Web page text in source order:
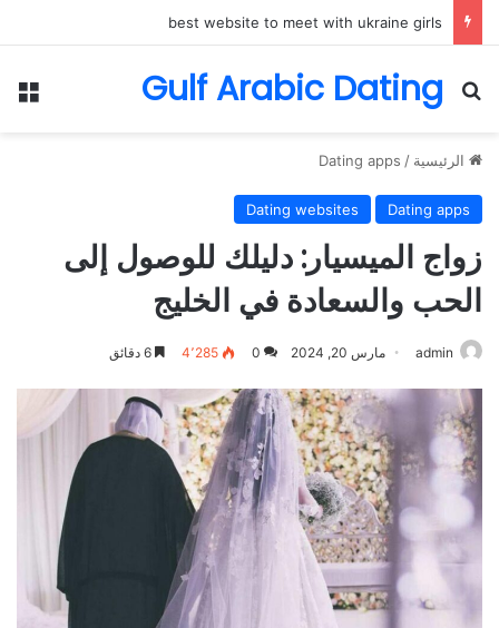
best website to meet with ukraine girls
Gulf Arabic Dating
بحث عن
الرئيسية /
Dating apps
Dating apps
Dating websites
زواج الميسيار: دليلك للوصول إلى
الحب والسعادة في الخليج
admin مارس 20, 2024 0 4٬285